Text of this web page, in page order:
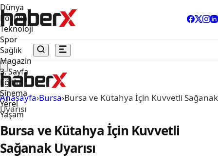
Dünya
Politika
Teknoloji
Spor
Sağlık
Magazin
3. Sayfa
Eğitim
Sinema
Yerel
Yaşam
Anasayfa›Bursa›Bursa ve Kütahya İçin Kuvvetli Sağanak
Uyarısı
Bursa ve Kütahya İçin Kuvvetli
Sağanak Uyarısı